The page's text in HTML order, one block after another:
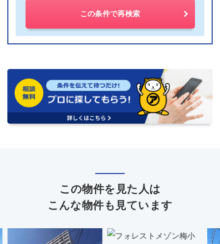
この条件で再検索
この物件を見た人は
こんな物件も見ています